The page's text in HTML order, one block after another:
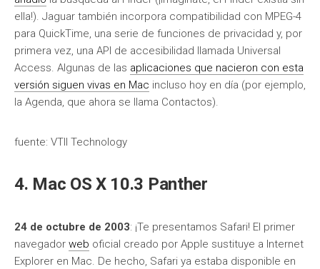
ella!). Jaguar también incorpora compatibilidad con MPEG-4
para QuickTime, una serie de funciones de privacidad y, por
primera vez, una API de accesibilidad llamada Universal
Access. Algunas de las aplicaciones que nacieron con esta
versión siguen vivas en Mac incluso hoy en día (por ejemplo,
la Agenda, que ahora se llama Contactos).
fuente: VTII Technology
4. Mac OS X 10.3 Panther
24 de octubre de 2003: ¡Te presentamos Safari! El primer
navegador web oficial creado por Apple sustituye a Internet
Explorer en Mac. De hecho, Safari ya estaba disponible en